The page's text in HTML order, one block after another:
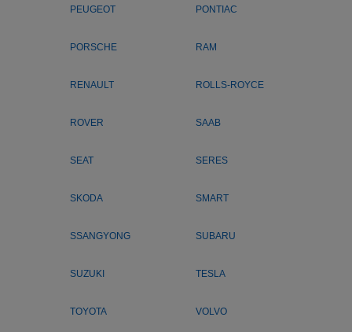
PEUGEOT PONTIAC
PORSCHE RAM
RENAULT ROLLS-ROYCE
ROVER SAAB
SEAT SERES
SKODA SMART
SSANGYONG SUBARU
SUZUKI TESLA
TOYOTA VOLVO